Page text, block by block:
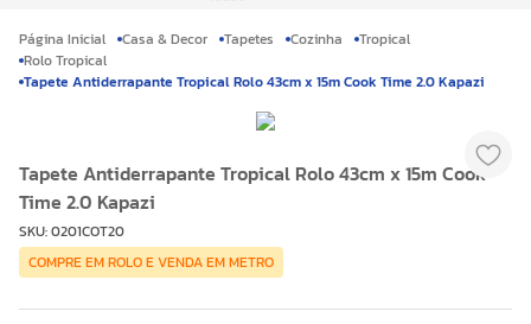
Casa & Decor Tapetes Cozinha
Tropical
Rolo Tropical
Tapete Antiderrapante Tropical Rolo 43cm x 15m Cook Time 2.0 Kapazi
Tapete Antiderrapante Tropical Rolo 43cm x 15m Cook
Time 2.0 Kapazi
SKU:0201COT20
COMPRE EM ROLO E VENDA EM METRO